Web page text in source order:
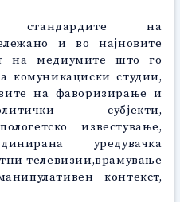
стандардите на
и во најновите
на медиумите што го
комуникациски студии,
на фаворизирање и
субјекти,
известување,
уредувачка
телевизии,врамување
контекст,